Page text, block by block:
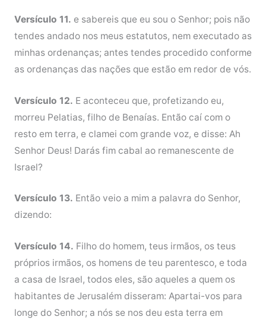
Versículo 11. e sabereis que eu sou o Senhor; pois não
tendes andado nos meus estatutos, nem executado as
minhas ordenanças; antes tendes procedido conforme
as ordenanças das nações que estão em redor de vós.
Versículo 12. E aconteceu que, profetizando eu,
morreu Pelatias, filho de Benaías. Então caí com o
resto em terra, e clamei com grande voz, e disse: Ah
Senhor Deus! Darás fim cabal ao remanescente de
Israel?
Versículo 13. Então veio a mim a palavra do Senhor,
dizendo:
Versículo 14. Filho do homem, teus irmãos, os teus
próprios irmãos, os homens de teu parentesco, e toda
a casa de Israel, todos eles, são aqueles a quem os
habitantes de Jerusalém disseram: Apartai-vos para
longe do Senhor; a nós se nos deu esta terra em